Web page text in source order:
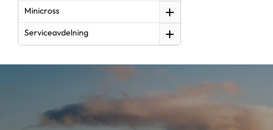
Minicross
Serviceavdelning